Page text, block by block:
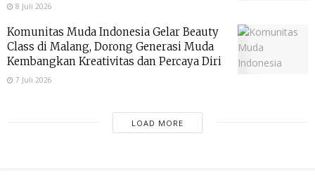
8 Juli 2026
Komunitas Muda Indonesia Gelar Beauty
Class di Malang, Dorong Generasi Muda
Kembangkan Kreativitas dan Percaya Diri
7 Juli 2026
LOAD MORE